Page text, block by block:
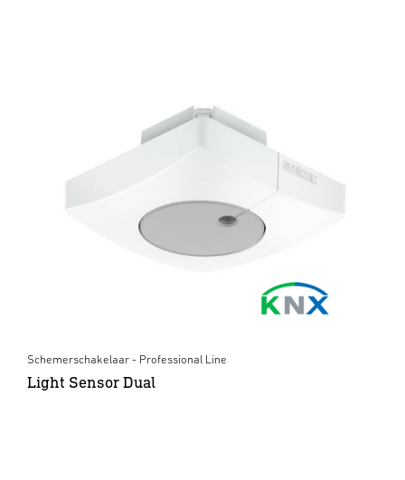
Schemerschakelaar - Professional Line
Light Sensor Dual